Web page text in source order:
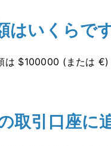
はいくらで
$100000 (または €)
取引口座に